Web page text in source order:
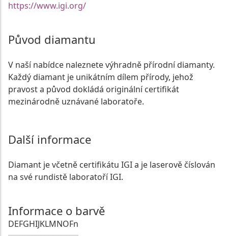
https://www.igi.org/
Původ diamantu
V naší nabídce naleznete výhradně přírodní diamanty.
Každý diamant je unikátním dílem přírody, jehož
pravost a původ dokládá originální certifikát
mezinárodně uznávané laboratoře.
Další informace
Diamant je včetně certifikátu IGI a je laserově číslován
na své rundistě laboratoří IGI.
Informace o barvě
DEFGHIJKLMNOFn